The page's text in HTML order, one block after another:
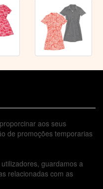
aos seus
de promoções temporarias
guardamos a
relacionadas com as